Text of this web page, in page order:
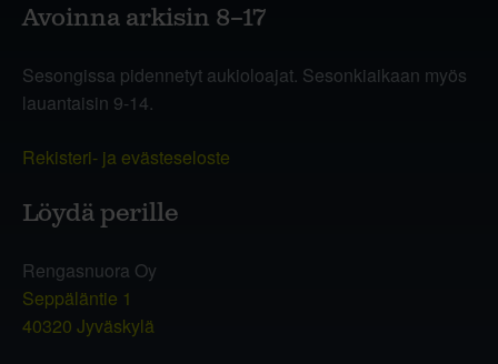
Avoinna arkisin 8–17
Sesongissa pidennetyt aukioloajat. Sesonkiaikaan myös
lauantaisin 9-14.
Rekisteri- ja evästeseloste
Löydä perille
Rengasnuora Oy
Seppäläntie 1
40320 Jyväskylä